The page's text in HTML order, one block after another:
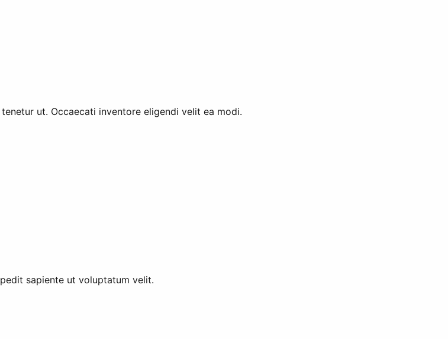
ut. Occaecati inventore eligendi velit ea modi.
sapiente ut voluptatum velit.